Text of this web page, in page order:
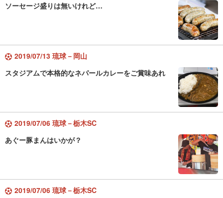
ソーセージ盛りは無いけれど…
2019/07/13 琉球－岡山
スタジアムで本格的なネパールカレーをご賞味あれ
2019/07/06 琉球－栃木SC
あぐー豚まんはいかが？
2019/07/06 琉球－栃木SC